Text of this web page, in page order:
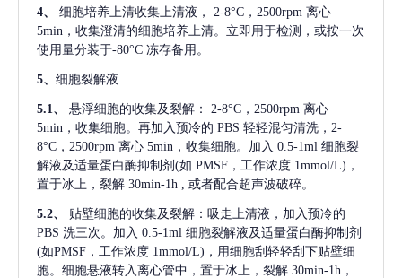
4、 细胞培养上清收集上清液，
2-8°C，2500rpm 离心
5min，收集澄清的细胞培养上清。立即用于检测，或按一次
使用量分装于-80°C 冻存备用。
5、 细胞裂解液
5.1、 悬浮细胞的收集及裂解：
2-8°C，2500rpm 离心
5min，收集细胞。再加入预冷的 PBS 轻轻混匀清洗，2-
8°C，2500rpm 离心 5min，收集细胞。加入 0.5-1ml 细胞裂
解液及适量蛋白酶抑制剂(如 PMSF，工作浓度 1mmol/L)，
置于冰上，裂解 30min-1h , 或者配合超声波破碎。
5.2、
贴壁细胞的收集及裂解：吸走上清液，加入预冷的
PBS 洗三次。加入 0.5-1ml 细胞裂解液及适量蛋白酶抑制剂
(如PMSF，工作浓度 1mmol/L)，用细胞刮轻轻刮下贴壁细
胞。细胞悬液转入离心管中，置于冰上，裂解 30min-1h，